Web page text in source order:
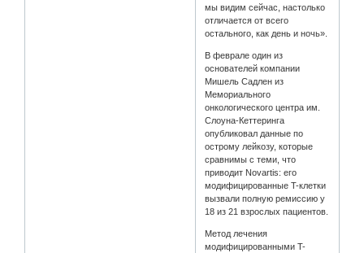
мы видим сейчас, настолько
отличается от всего
остального, как день и ночь».
В феврале один из
основателей компании
Мишель Садлен из
Мемориального
онкологического центра им.
Слоуна-Кеттеринга
опубликовал данные по
острому лейкозу, которые
сравнимы с теми, что
приводит Novartis: его
модифицированные T-клетки
вызвали полную ремиссию у
18 из 21 взрослых пациентов.
Метод лечения
модифицированными T-